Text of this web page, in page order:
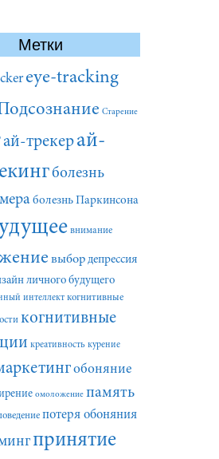
Метки
eye-tracking
Старение
ай-трекерай-
болезнь
болезнь Паркинсона
внимание
выбор депрессия
личного будущего
интеллект когнитивные
когнитивные
креативность курение
обоняние
омоложение память
потеря обоняния
принятие